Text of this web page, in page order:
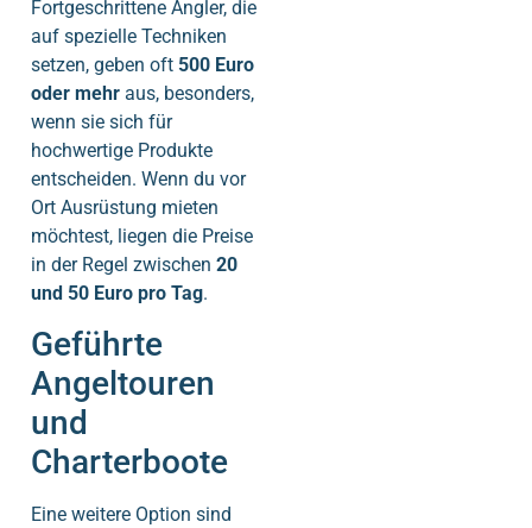
Fortgeschrittene Angler, die
auf spezielle Techniken
setzen, geben oft 500 Euro
oder mehr aus, besonders,
wenn sie sich für
hochwertige Produkte
entscheiden. Wenn du vor
Ort Ausrüstung mieten
möchtest, liegen die Preise
in der Regel zwischen 20
und 50 Euro pro Tag.
Geführte
Angeltouren
und
Charterboote
Eine weitere Option sind